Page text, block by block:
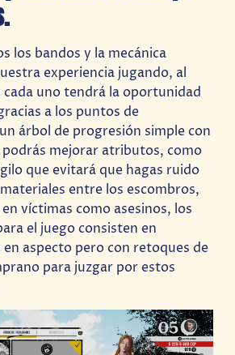
los bandos y la mecánica
experiencia jugando, al
cada uno tendrá la oportunidad
a los puntos de
árbol de progresión simple con
podrás mejorar atributos, como
que evitará que hagas ruido
entre los escombros,
víctimas como asesinos, los
el juego consisten en
aspecto pero con retoques de
para juzgar por estos